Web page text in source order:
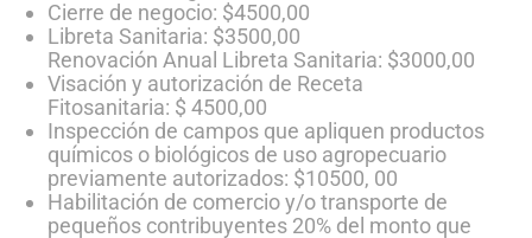
Cierre de negocio: $4500,00
Libreta Sanitaria: $3500,00
Renovación Anual Libreta Sanitaria: $3000,00
Visación y autorización de Receta
Fitosanitaria: $ 4500,00
Inspección de campos que apliquen productos
químicos o biológicos de uso agropecuario
previamente autorizados: $10500, 00
Habilitación de comercio y/o transporte de
pequeños contribuyentes 20% del monto que